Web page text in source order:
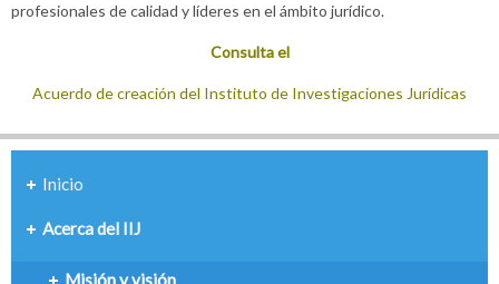
profesionales de calidad y líderes en el ámbito jurídico.
Consulta el
Acuerdo de creación del Instituto de Investigaciones Jurídicas
Inicio
Acerca del IIJ
Misión y visión